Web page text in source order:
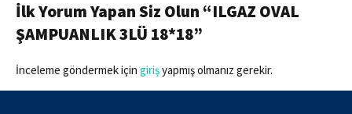
İlk Yorum Yapan Siz Olun “ILGAZ OVAL
ŞAMPUANLIK 3LÜ 18*18”
İnceleme göndermek için girişyapmış olmanız gerekir.